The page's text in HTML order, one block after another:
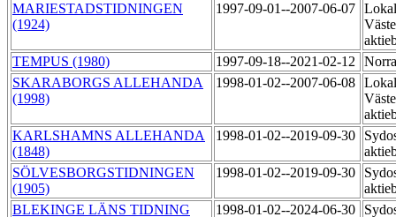
MARIESTADSTIDNINGEN
(1924)
1997-09-01--2007-06-07
TEMPUS (1980)
1997-09-18--2021-02-12
SKARABORGS ALLEHANDA
(1998)
1998-01-02--2007-06-08
KARLSHAMNS ALLEHANDA
(1848)
1998-01-02--2019-09-30
SÖLVESBORGSTIDNINGEN
(1905)
1998-01-02--2019-09-30
BLEKINGE LÄNS TIDNING
1998-01-02--2024-06-30